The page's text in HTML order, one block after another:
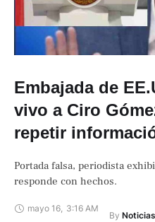
Embajada de
vivo a Ciro
repetir
Portada falsa, periodista
responde con hechos.
mayo 16, 3:16 AM
By